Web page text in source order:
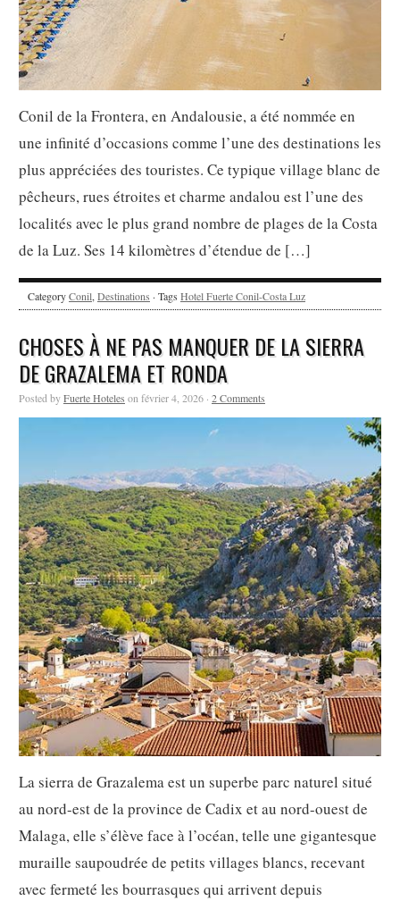
Conil de la Frontera, en Andalousie, a été nommée en
une infinité d’occasions comme l’une des destinations les
plus appréciées des touristes. Ce typique village blanc de
pêcheurs, rues étroites et charme andalou est l’une des
localités avec le plus grand nombre de plages de la Costa
de la Luz. Ses 14 kilomètres d’étendue de […]
CategoryConil,Destinations · Tags Hotel Fuerte Conil-Costa Luz
CHOSES À NE PAS MANQUER DE LA SIERRA
DE GRAZALEMA ET RONDA
Posted byFuerte Hoteles on février 4, 2026 · 2 Comments
La sierra de Grazalema est un superbe parc naturel situé
au nord-est de la province de Cadix et au nord-ouest de
Malaga, elle s’élève face à l’océan, telle une gigantesque
muraille saupoudrée de petits villages blancs, recevant
avec fermeté les bourrasques qui arrivent depuis